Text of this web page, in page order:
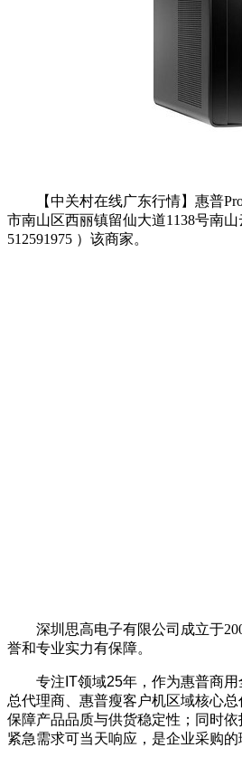
【中关村在线广东行情】惠普
市南山区西丽镇留仙大道1138号南山
512591975 ）该商家。
深圳思高电子有限公司成立于
誉和专业实力有保障。
专注 IT领域25年，作为惠普商用
总代理商 、惠普瘦客户机区域核心总
保障产品品质与供货稳定性；同时
紧急需求可当天响应，是企业采购